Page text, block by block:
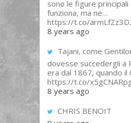
sono le figure principali
funziona, ma ne…
https://t.co/
8 years ago
Tajani, come
dovesse succedergli a
era dal 1867, quando il
https://t.co/
8 years ago
CHRIS BENOIT